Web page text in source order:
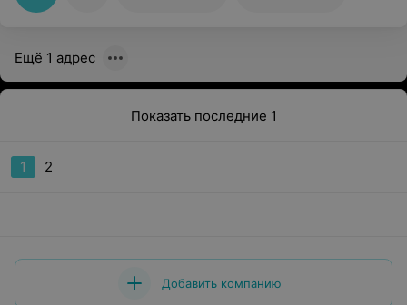
Ещё 1 адрес
Показать последние 1
1 2
Добавить компанию